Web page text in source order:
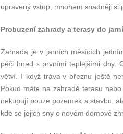
upravený vstup, mnohem snadněji si
Probuzení zahrady a terasy do
Zahrada je v jarních měsících
péči hned s prvními teplejšími dny.
větví. I když tráva v březnu ještě
Pokud máte na zahradě terasu
nekupují pouze pozemek a stavbu,
kde se jejich sny o novém domově